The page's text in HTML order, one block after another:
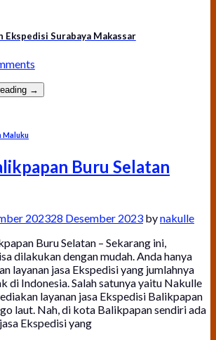
Ekspedisi Surabaya Makassar
→
Maluku
Buru Selatan
202328 Desember 2023 bynakulle
Buru Selatan – Sekarang ini,
dilakukan dengan mudah. Anda hanya
layanan jasa Ekspedisi yang jumlahnya
di Indonesia. Salah satunya yaitu Nakulle
layanan jasa Ekspedisi Balikpapan
laut. Nah, di kota Balikpapan sendiri ada
Ekspedisi yang